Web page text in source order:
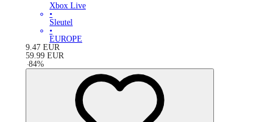
Xbox Live
•
Sleutel
•
EUROPE
9.47 EUR
59.99 EUR
-84%